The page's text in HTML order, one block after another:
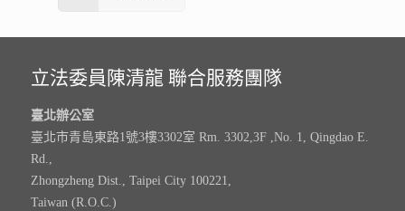
立法委員陳清龍 聯合服務團隊
臺北辦公室
臺北市青島東路1號3樓3302室 Rm. 3302,3F ,No. 1, Qingdao E.
Rd.,
Zhongzheng Dist., Taipei City 100221,
Taiwan (R.O.C.)